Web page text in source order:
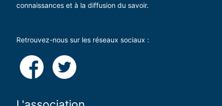
connaissances et à la diffusion du savoir.
Retrouvez-nous sur les réseaux sociaux :